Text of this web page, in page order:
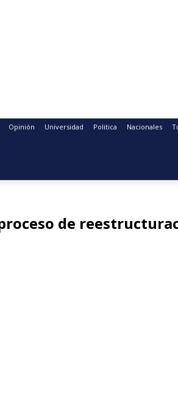
Opinión Universidad Politica Nacionales
de